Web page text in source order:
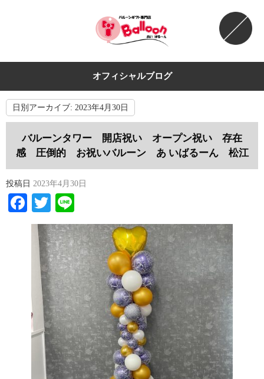
オフィシャルブログ
日別アーカイブ: 2023年4月30日
バルーンタワー 開店祝い オープン祝い 存在
感 圧倒的 お祝いバルーン あ いばるーん 松江
投稿日 2023年4月30日
Facebook
Twitter